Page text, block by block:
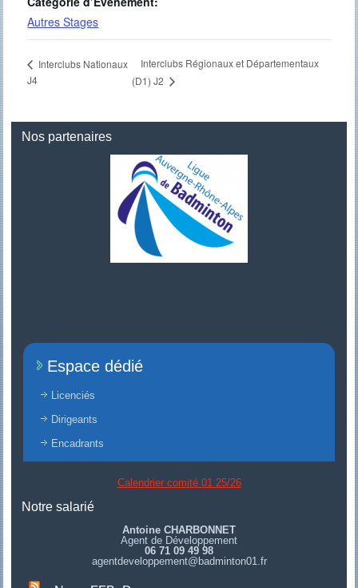
Autres Stages
Interclubs Nationaux
J4
Interclubs Régionaux et Départementaux
(D1) J2
Nos partenaires
Espace dédié
Licenciés
Dirigeants
Encadrants
Calendrier comité 01 25/26
Notre salarié
Antoine CHARBONNET
Agent de Développement
06 71 09 49 98
agentdeveloppement@badminton01.fr